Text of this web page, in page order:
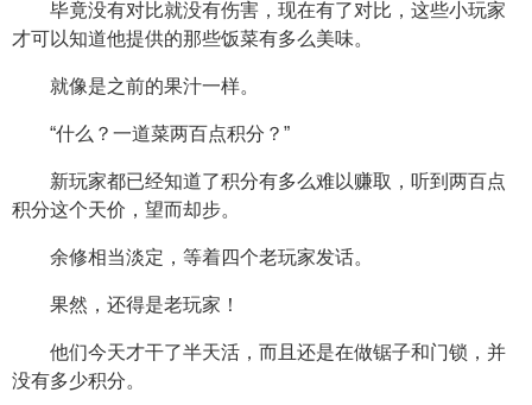
毕竟没有对比就没有伤害，现在有了对比，这些小玩家
才可以知道他提供的那些饭菜有多么美味。
就像是之前的果汁一样。
“什么？一道菜两百点积分？”
新玩家都已经知道了积分有多么难以赚取，听到两百点
积分这个天价，望而却步。
余修相当淡定，等着四个老玩家发话。
果然，还得是老玩家！
他们今天才干了半天活，而且还是在做锯子和门锁，并
没有多少积分。